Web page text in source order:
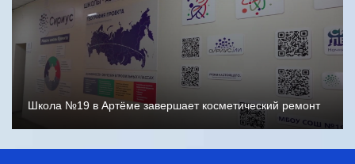
Школа №19 в Артёме завершает косметический ремонт